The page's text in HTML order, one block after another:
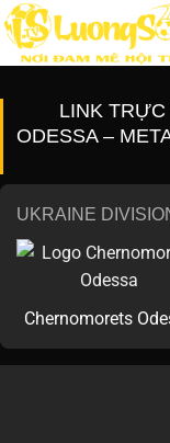
LINK
ODESSA –
UKRAINE
Chernomorets